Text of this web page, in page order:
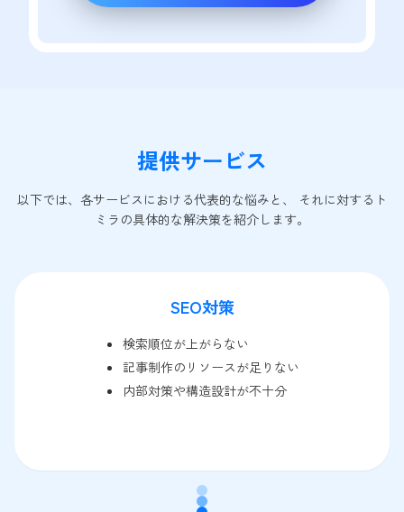
提供サービス
以下では、各サービスにおける代表的な悩みと、 それに対するト
ミラの具体的な解決策を紹介します。
SEO対策
検索順位が上がらない
記事制作のリソースが足りない
内部対策や構造設計が不十分